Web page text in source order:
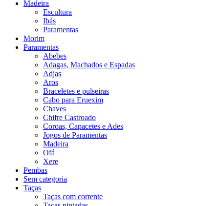
Madeira
Escultura
Ibás
Paramentas
Morim
Paramentas
Abebes
Adagas, Machados e Espadas
Adjas
Aros
Braceletes e pulseiras
Cabo para Eruexim
Chaves
Chifre Castroado
Coroas, Capacetes e Ades
Jogos de Paramentas
Madeira
Ofá
Xere
Pembas
Sem categoria
Taças
Taças com corrente